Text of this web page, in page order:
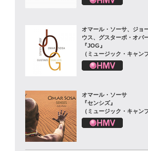
オマール・ソーサ、ジョ
ウス、グスターボ・オバ
『JOG』
（ミュージック・キャンプ
オマール・ソーサ
『センシズ』
（ミュージック・キャンプ